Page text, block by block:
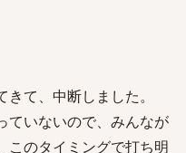
て、中断しました。
ていないので、みんなが
このタイミングで打ち明